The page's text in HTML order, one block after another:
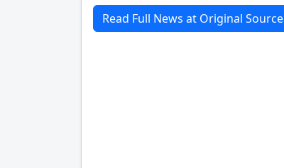
Read Full News at Original Source